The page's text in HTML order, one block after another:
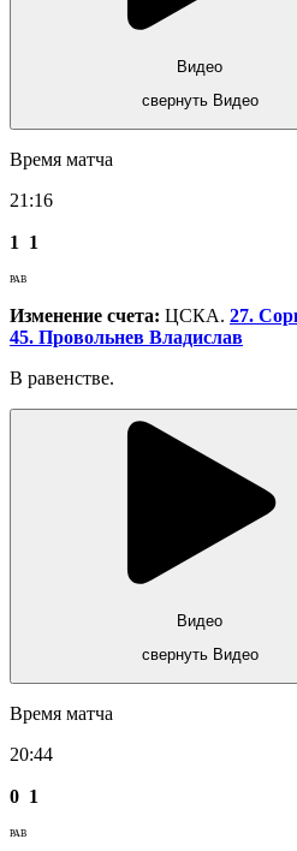
Видео
свернуть Видео
Время матча
21:16
1 1
РАВ
Изменение счета: ЦСКА. 27.
45. Провольнев Владислав
В равенстве.
Видео
свернуть Видео
Время матча
20:44
0 1
РАВ